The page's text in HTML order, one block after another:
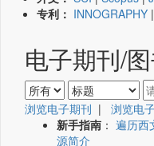
专利： INNOGRAPHY |
电子期刊/
浏览电子期刊 | 浏览电
新手指南 ： 遍历西
源简介